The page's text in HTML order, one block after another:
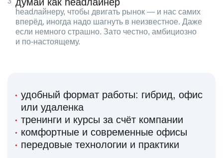
headлайнеру, чтобы двигать рынок — и нас самих
вперёд, иногда надо шагнуть в неизвестное. Даже
если немного страшно. Зато честно, амбициозно
и по‑настоящему.
удобный формат работы: гибрид, офис
или удаленка
тренинги и курсы за счёт компании
комфортные и современные офисы
передовые технологии и практики